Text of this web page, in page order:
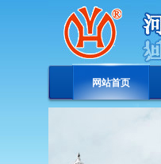
网站首页